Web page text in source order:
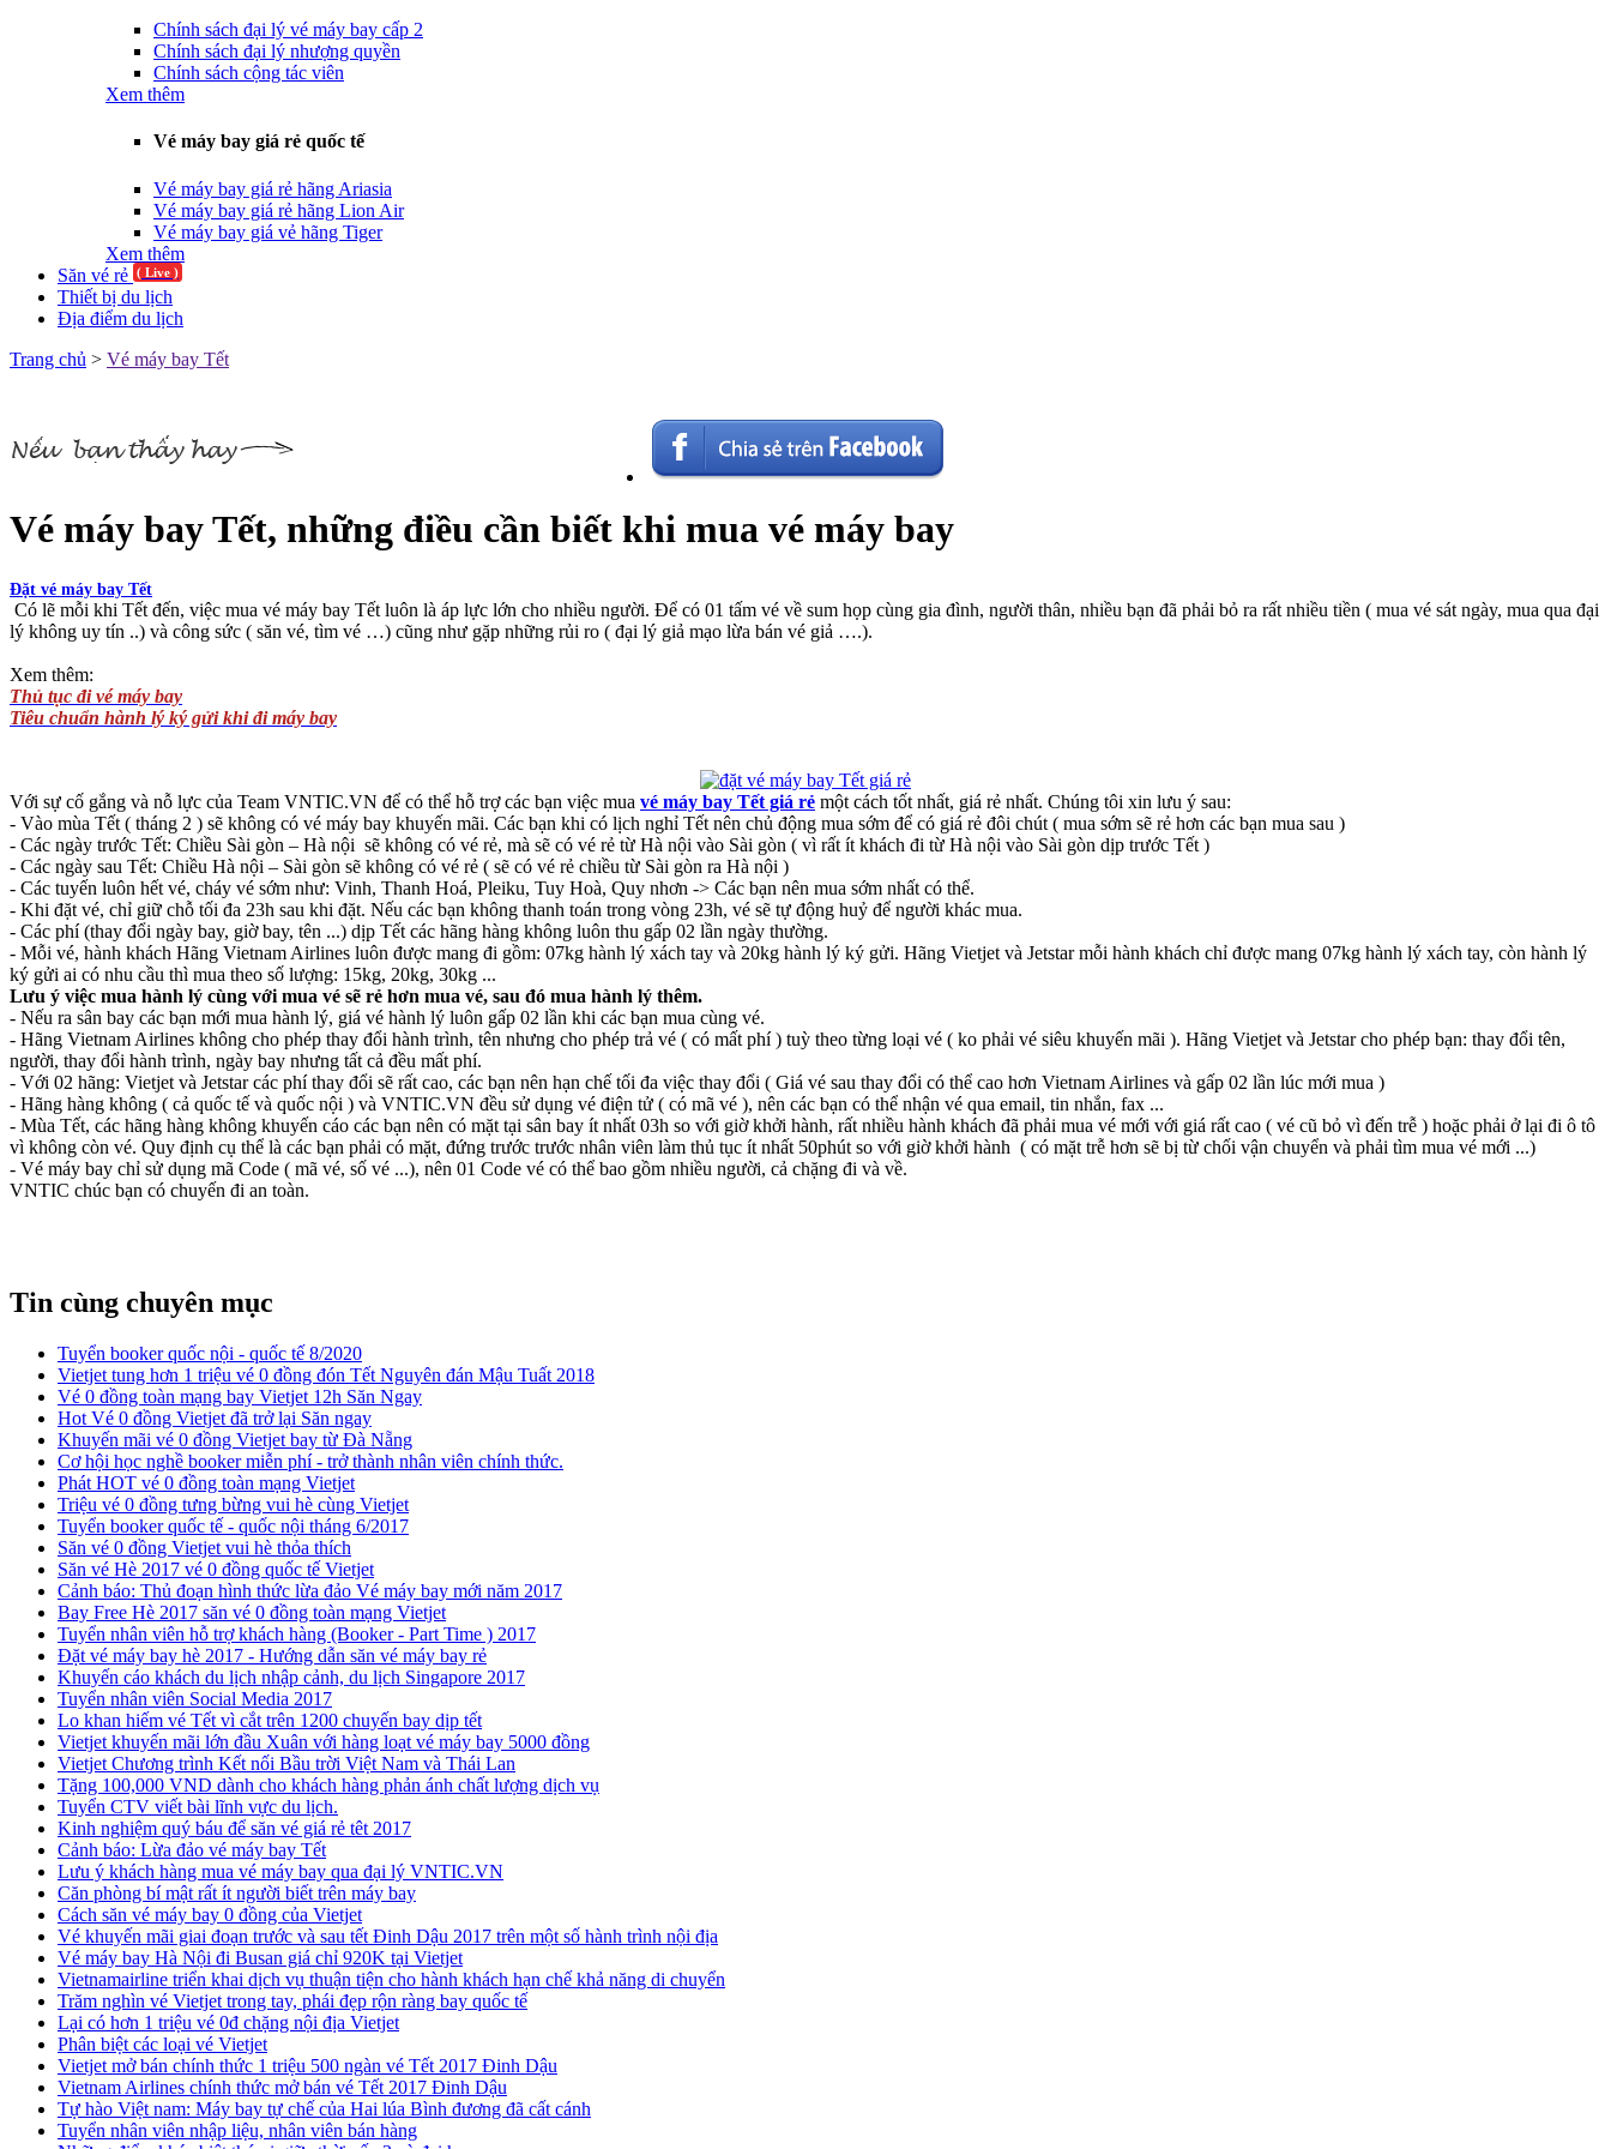
Chính sách đại lý vé máy bay cấp 2
Chính sách đại lý nhượng quyền
Chính sách cộng tác viên
Xem thêm
Vé máy bay giá rẻ quốc tế
Vé máy bay giá rẻ hãng Ariasia
Vé máy bay giá rẻ hãng Lion Air
Vé máy bay giá vẻ hãng Tiger
Xem thêm
Săn vé rẻ ( Live )
Thiết bị du lịch
Địa điểm du lịch
Trang chủ > Vé máy bay Tết
Vé máy bay Tết, những điều cần biết khi mua vé máy bay
Đặt vé máy bay Tết
Có lẽ mỗi khi Tết đến, việc mua vé máy bay Tết luôn là áp lực lớn cho nhiều người. Để có 01 tấm vé về sum họp cùng gia đình, người thân, nhiều bạn đã phải bỏ ra rất nhiều tiền ( mua vé sát ngày, mua qua đại
lý không uy tín ..) và công sức ( săn vé, tìm vé …) cũng như gặp những rủi ro ( đại lý giả mạo lừa bán vé giả ….).
Xem thêm:
Thủ tục đi vé máy bay
Tiêu chuẩn hành lý ký gửi khi đi máy bay
Với sự cố gắng và nỗ lực của Team VNTIC.VN để có thể hỗ trợ các bạn việc mua vé máy bay Tết giá rẻ một cách tốt nhất, giá rẻ nhất. Chúng tôi xin lưu ý sau:
- Vào mùa Tết ( tháng 2 ) sẽ không có vé máy bay khuyến mãi. Các bạn khi có lịch nghỉ Tết nên chủ động mua sớm để có giá rẻ đôi chút ( mua sớm sẽ rẻ hơn các bạn mua sau )
- Các ngày trước Tết: Chiều Sài gòn – Hà nội sẽ không có vé rẻ, mà sẽ có vé rẻ từ Hà nội vào Sài gòn ( vì rất ít khách đi từ Hà nội vào Sài gòn dịp trước Tết )
- Các ngày sau Tết: Chiều Hà nội – Sài gòn sẽ không có vé rẻ ( sẽ có vé rẻ chiều từ Sài gòn ra Hà nội )
- Các tuyến luôn hết vé, cháy vé sớm như: Vinh, Thanh Hoá, Pleiku, Tuy Hoà, Quy nhơn -> Các bạn nên mua sớm nhất có thể.
- Khi đặt vé, chỉ giữ chỗ tối đa 23h sau khi đặt. Nếu các bạn không thanh toán trong vòng 23h, vé sẽ tự động huỷ để người khác mua.
- Các phí (thay đổi ngày bay, giờ bay, tên ...) dịp Tết các hãng hàng không luôn thu gấp 02 lần ngày thường.
- Mỗi vé, hành khách Hãng Vietnam Airlines luôn được mang đi gồm: 07kg hành lý xách tay và 20kg hành lý ký gửi. Hãng Vietjet và Jetstar mỗi hành khách chỉ được mang 07kg hành lý xách tay, còn hành lý
ký gửi ai có nhu cầu thì mua theo số lượng: 15kg, 20kg, 30kg ...
Lưu ý việc mua hành lý cùng với mua vé sẽ rẻ hơn mua vé, sau đó mua hành lý thêm.
- Nếu ra sân bay các bạn mới mua hành lý, giá vé hành lý luôn gấp 02 lần khi các bạn mua cùng vé.
- Hãng Vietnam Airlines không cho phép thay đổi hành trình, tên nhưng cho phép trả vé ( có mất phí ) tuỳ theo từng loại vé ( ko phải vé siêu khuyến mãi ). Hãng Vietjet và Jetstar cho phép bạn: thay đổi tên,
người, thay đổi hành trình, ngày bay nhưng tất cả đều mất phí.
- Với 02 hãng: Vietjet và Jetstar các phí thay đổi sẽ rất cao, các bạn nên hạn chế tối đa việc thay đổi ( Giá vé sau thay đổi có thể cao hơn Vietnam Airlines và gấp 02 lần lúc mới mua )
- Hãng hàng không ( cả quốc tế và quốc nội ) và VNTIC.VN đều sử dụng vé điện tử ( có mã vé ), nên các bạn có thể nhận vé qua email, tin nhắn, fax ...
- Mùa Tết, các hãng hàng không khuyến cáo các bạn nên có mặt tại sân bay ít nhất 03h so với giờ khởi hành, rất nhiều hành khách đã phải mua vé mới với giá rất cao ( vé cũ bỏ vì đến trễ ) hoặc phải ở lại đi ô tô
vì không còn vé. Quy định cụ thể là các bạn phải có mặt, đứng trước trước nhân viên làm thủ tục ít nhất 50phút so với giờ khởi hành ( có mặt trễ hơn sẽ bị từ chối vận chuyển và phải tìm mua vé mới ...)
- Vé máy bay chỉ sử dụng mã Code ( mã vé, số vé ...), nên 01 Code vé có thể bao gồm nhiều người, cả chặng đi và về.
VNTIC chúc bạn có chuyến đi an toàn.
Tin cùng chuyên mục
Tuyển booker quốc nội - quốc tế 8/2020
​Vietjet tung hơn 1 triệu vé 0 đồng đón Tết Nguyên đán Mậu Tuất 2018
Vé 0 đồng toàn mạng bay Vietjet 12h Săn Ngay
Hot Vé 0 đồng Vietjet đã trở lại Săn ngay
​Khuyến mãi vé 0 đồng Vietjet bay từ Đà Nẵng
Cơ hội học nghề booker miễn phí - trở thành nhân viên chính thức.
Phát HOT vé 0 đồng toàn mạng Vietjet
​Triệu vé 0 đồng tưng bừng vui hè cùng Vietjet
Tuyển booker quốc tế - quốc nội tháng 6/2017
Săn vé 0 đồng Vietjet vui hè thỏa thích
​Săn vé Hè 2017 vé 0 đồng quốc tế Vietjet
Cảnh báo: Thủ đoạn hình thức lừa đảo Vé máy bay mới năm 2017
Bay Free Hè 2017 săn vé 0 đồng toàn mạng Vietjet
Tuyển nhân viên hỗ trợ khách hàng (Booker - Part Time ) 2017
​Đặt vé máy bay hè 2017 - Hướng dẫn săn vé máy bay rẻ
Khuyến cáo khách du lịch nhập cảnh, du lịch Singapore 2017
Tuyển nhân viên Social Media 2017
Lo khan hiếm vé Tết vì cắt trên 1200 chuyến bay dịp tết
Vietjet khuyến mãi lớn đầu Xuân với hàng loạt vé máy bay 5000 đồng
Vietjet Chương trình Kết nối Bầu trời Việt Nam và Thái Lan
Tặng 100,000 VND dành cho khách hàng phản ánh chất lượng dịch vụ
Tuyển CTV viết bài lĩnh vực du lịch.
Kinh nghiệm quý báu để săn vé giá rẻ têt 2017
Cảnh báo: Lừa đảo vé máy bay Tết
Lưu ý khách hàng mua vé máy bay qua đại lý VNTIC.VN
Căn phòng bí mật rất ít người biết trên máy bay
Cách săn vé máy bay 0 đồng của Vietjet
Vé khuyến mãi giai đoạn trước và sau tết Đinh Dậu 2017 trên một số hành trình nội địa
Vé máy bay Hà Nội đi Busan giá chỉ 920K tại Vietjet
Vietnamairline triển khai dịch vụ thuận tiện cho hành khách hạn chế khả năng di chuyển
Trăm nghìn vé Vietjet trong tay, phái đẹp rộn ràng bay quốc tế
Lại có hơn 1 triệu vé 0đ chặng nội địa Vietjet
Phân biệt các loại vé Vietjet
Vietjet mở bán chính thức 1 triệu 500 ngàn vé Tết 2017 Đinh Dậu
Vietnam Airlines chính thức mở bán vé Tết 2017 Đinh Dậu
Tự hào Việt nam: Máy bay tự chế của Hai lúa Bình đương đã cất cánh
Tuyển nhân viên nhập liệu, nhân viên bán hàng